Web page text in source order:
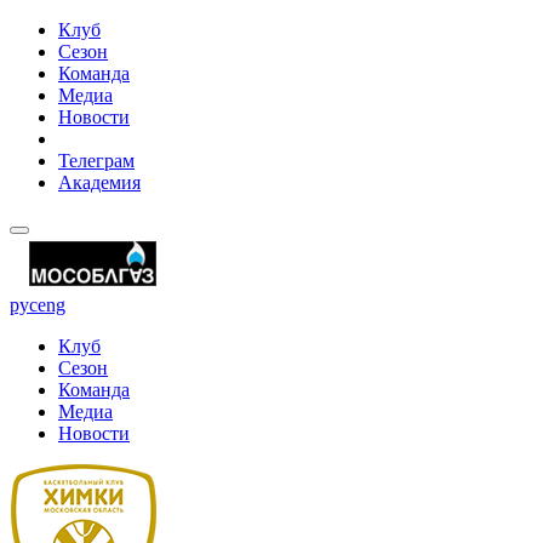
Клуб
Сезон
Команда
Медиа
Новости
Телеграм
Академия
русeng
Клуб
Сезон
Команда
Медиа
Новости